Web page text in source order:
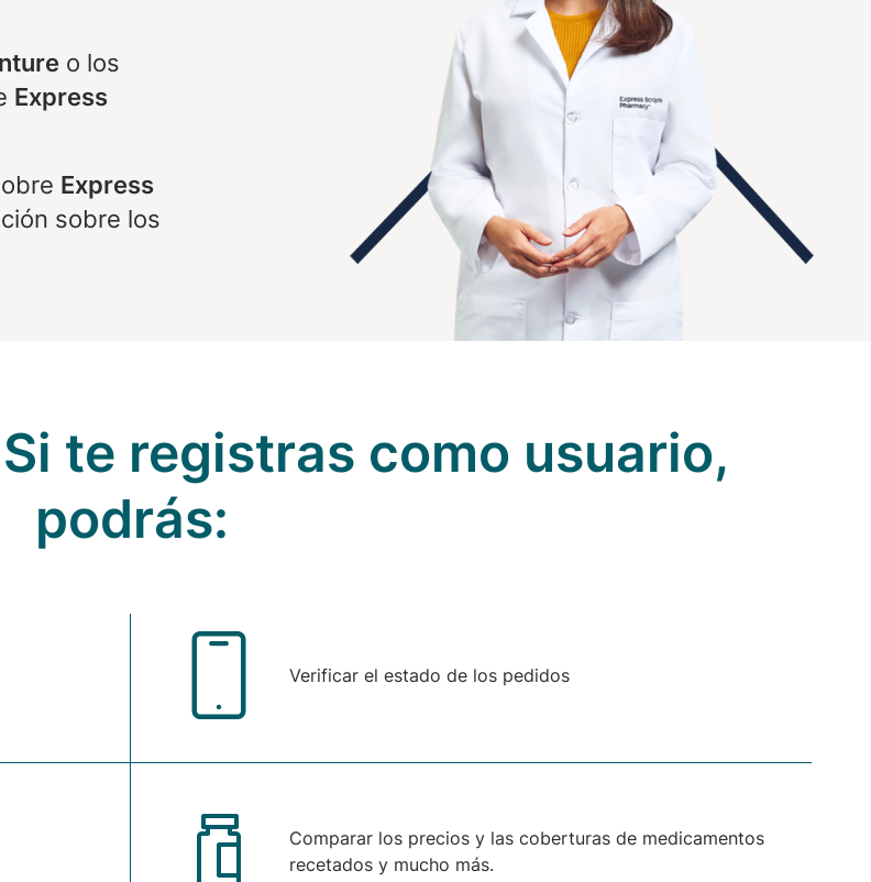
o los
Express
Express
sobre los
te registras como usuario,
podrás:
Verificar el estado de los pedidos
Comparar los precios y las coberturas de medicamentos
recetados y mucho más.